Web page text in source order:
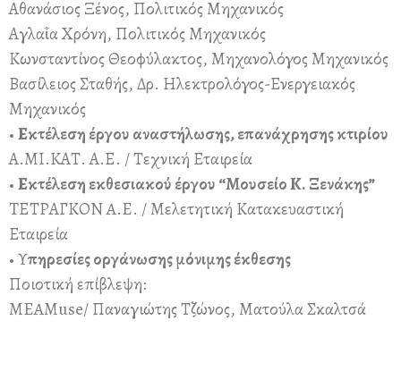
Αθανάσιος Ξένος, Πολιτικός Μηχανικός
Αγλαΐα Χρόνη, Πολιτικός Μηχανικός
Κωνσταντίνος Θεοφύλακτος, Μηχανολόγος Μηχανικός
Βασίλειος Σταθής, Δρ. Ηλεκτρολόγος-Ενεργειακός
Μηχανικός
•Εκτέλεση έργου αναστήλωσης, επανάχρησης κτιρίου
Α.ΜΙ.ΚΑΤ. Α.Ε. / Τεχνική Εταιρεία
•Εκτέλεση εκθεσιακού έργου “Μουσείο Κ. Ξενάκης”
TΕΤΡΑΓΚΟΝ A.E. / Μελετητική Κατακευαστική
Εταιρεία
• Υπηρεσίες οργάνωσης μόνιμης έκθεσης
Ποιοτική επίβλεψη:
MEAMuse/ Παναγιώτης Τζώνος, Ματούλα Σκαλτσά